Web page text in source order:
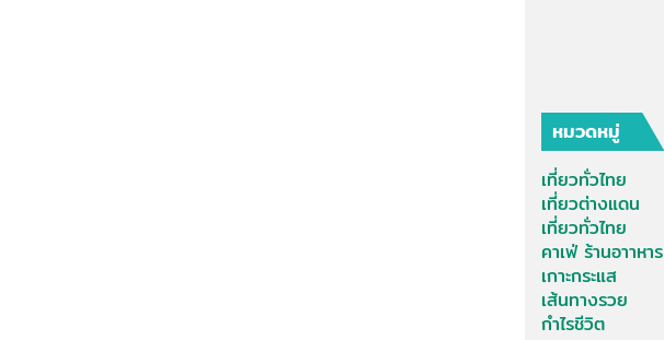
หมวดหมู่
เที่ยวทั่วไทย
เที่ยวต่างแดน
เที่ยวทั่วไทย
คาเฟ่ ร้านอาาหาร
เกาะกระแส
เส้นทางรวย
กำไรชีวิต